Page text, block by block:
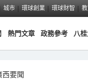
城市 環球創業 環球財智
熱門文章 政務參考 八
西要聞